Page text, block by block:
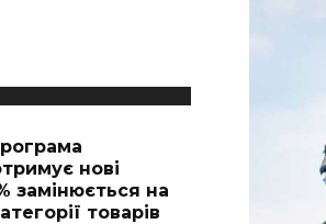
нові
замінюється на
товарів